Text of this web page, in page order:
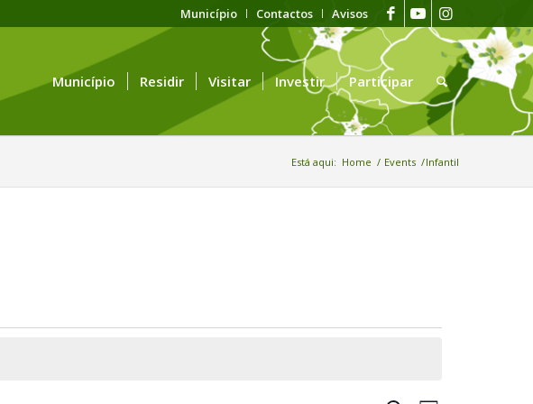
Município Contactos Avisos
Município Residir Visitar Investir Participar
Está aqui: Home / Events /Infantil